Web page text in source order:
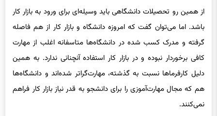
از همین رو تحصیلات دانشگاهی باید وسیله‌ای برای ورود به بازار کار
باشد. اما می‌توان گفت که امروزه دانشگاه و بازار کار از هم فاصله
گرفته و مدرک کسب شده در دانشگاه‌ها متاسفانه اغلب از مهارت
کافی برخوردار نبوده و در بازار کار استفاده آنچنانی ندارد. به همین
دلیل کارفرماها نسبت به گذشته، مهارت‌گراتر شده‌اند و دانشگاه‌ها
هم که مجال مهارت‌آموزی را برای دانشجو به قدر نیاز بازار کار فراهم
نمی‌کنند.